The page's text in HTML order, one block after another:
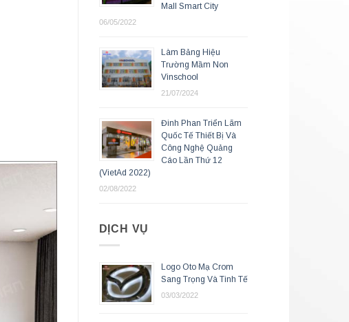
Mall Smart City
06/05/2022
Làm Bảng Hiệu
Trường Mầm Non
Vinschool
21/07/2024
Đinh Phan Triển Lãm
Quốc Tế Thiết Bị Và
Công Nghệ Quảng
Cáo Lần Thứ 12
(VietAd 2022)
02/08/2022
DỊCH VỤ
Logo Oto Mạ Crom
Sang Trọng Và Tinh Tế
03/03/2022